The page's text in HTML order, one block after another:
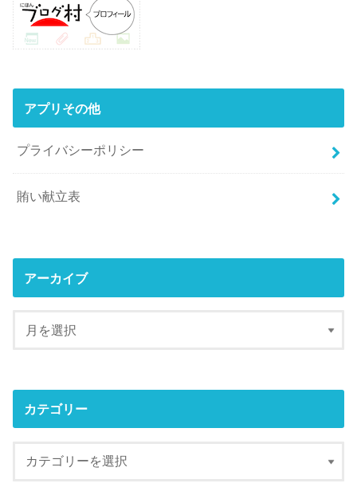
アプリその他
プライバシーポリシー
賄い献立表
アーカイブ
カテゴリー